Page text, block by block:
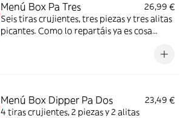
Menú Box Pa Tres
26,99 €
Seis tiras crujientes, tres piezas y tres alitas
picantes. Como lo repartáis ya es cosa
Menú Box Dipper Pa Dos
23,49 €
4 tiras crujientes, 2 piezas y 2 alitas